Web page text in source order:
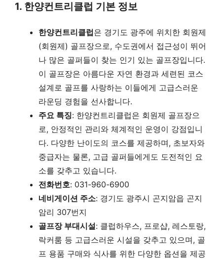
1. 한양컨트리클럽 기본 정보
한양컨트리클럽은 경기도 광주에 위치한 회원제
(회원제) 골프장으로, 수도권에서 접근성이 뛰어
나 많은 골퍼들이 찾는 인기 있는 골프장입니다.
이 골프장은 아름다운 자연 환경과 세련된 코스
설계로 골프를 사랑하는 이들에게 고급스러운
라운딩 경험을 선사합니다.
주요 특징: 한양컨트리클럽은 회원제 골프장으
로, 안정적인 관리와 체계적인 운영이 강점입니
다. 다양한 난이도의 코스를 제공하며, 초보자와
중급자는 물론, 고급 골퍼들에게도 도전적인 요
소를 갖추고 있습니다.
전화번호: 031-960-6900
네비게이션 주소: 경기도 광주시 곤지암읍 곤지
암리 307번지
골프장 부대시설: 클럽하우스, 프로샵, 레스토랑,
락커룸 등 고급스러운 시설을 갖추고 있으며, 골
프 용품 구매와 식사를 위한 다양한 옵션을 제공